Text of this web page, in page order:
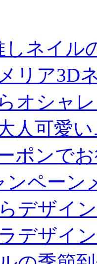
しネイル
リア3D
オシャ
人可愛
ポンで
ンペーン
デザイ
デザイン